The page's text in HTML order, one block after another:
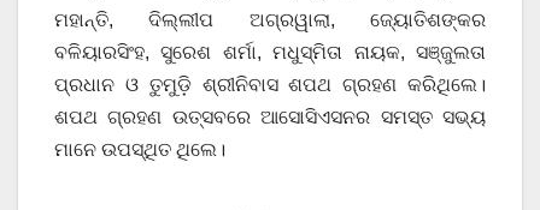
ମହାନ୍ତି, ଦିଲ୍ଲୀପ ଅଗ୍ରୱାଲା, ଜ୍ୟୋତିଶଙ୍କର
ବଳିୟାରସିଂହ, ସୁରେଶ ଶର୍ମା, ମଧୁସ୍ମିତା ନାୟକ, ସଞ୍ଜୁଲତା
ପ୍ରଧାନ ଓ ତୁମୁଡ଼ି ଶ୍ରୀନିବାସ ଶପଥ ଗ୍ରହଣ କରିଥିଲେ।
ଶପଥ ଗ୍ରହଣ ଉତ୍ସବରେ ଆସୋସିଏସନର ସମସ୍ତ ସଭ୍ୟ
ମାନେ ଉପସ୍ଥିତ ଥିଲେ।